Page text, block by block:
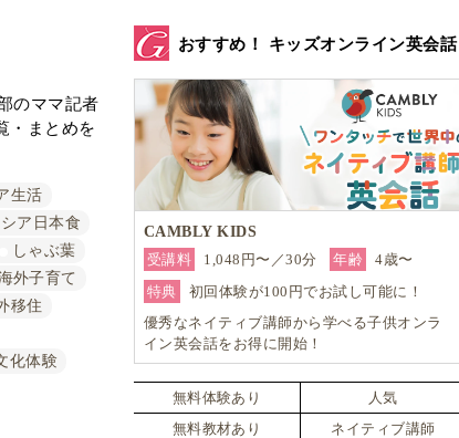
のママ記者
・まとめを
生活
ア日本食
しゃぶ葉
外子育て
移住
化体験
おすすめ！ キッズオンライン英会話
CAMBLY KIDS
受講料
1,048円〜／30分 年齢
4歳〜
特典
初回体験が100円でお試し可能に！
優秀なネイティブ講師から学べる子供オンラ
イン英会話をお得に開始！
無料体験あり
人気
無料教材あり
ネイティブ講師